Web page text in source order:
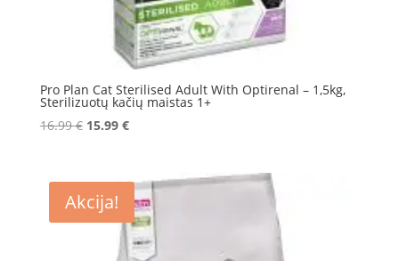
Pro Plan Cat Sterilised Adult With Optirenal – 1,5kg,
Sterilizuotų kačių maistas 1+
16.99€ Original
16.99 €.
15.99 €Current
15.99 €.
Akcija!